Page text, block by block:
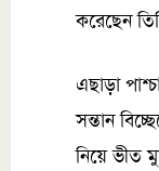
করেছেন
এছাড়া
সন্তান
নিয়ে ভীত